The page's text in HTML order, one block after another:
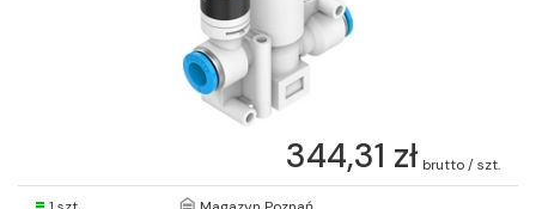
344,31 zł brutto / szt.